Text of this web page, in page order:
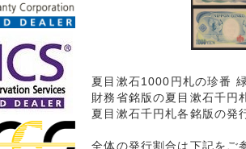
夏目漱石1000円札の珍番
財務省銘版の夏目漱石千円
夏目漱石千円札各銘版の発
全体の発行割合は下記をご